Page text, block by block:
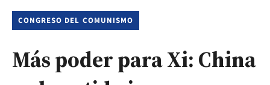
CONGRESO DEL COMUNISMO
Más poder para Xi: China